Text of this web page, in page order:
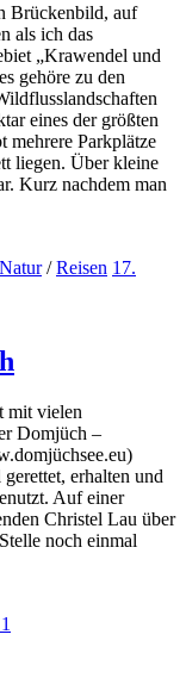
Brückenbild, auf
als ich das
„Krawendel und
gehöre zu den
eines der größten
mehrere Parkplätze
liegen. Über kleine
Kurz nachdem man
Natur/Reisen 17.
mit vielen
Domjüch –
erhalten und
Auf einer
Christel Lau über
noch einmal
1